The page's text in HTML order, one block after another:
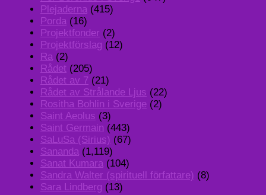
Plejaderna (415)
Porda (16)
Projektfonder (2)
Projektförslag (12)
Ra (2)
Rådet (205)
Rådet av 7 (21)
Rådet av Strålande Ljus (22)
Rositha Bohlin i Sverige (2)
Saint Aeolus (3)
Saint Germain (443)
SaLuSa (Sirius) (67)
Sananda (1,119)
Sanat Kumara (104)
Sandra Walter (spirituell författare) (8)
Sara Lindberg (13)